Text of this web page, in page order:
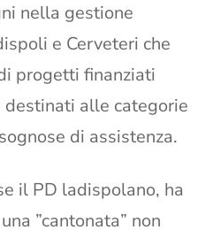
nella gestione
e Cerveteri che
progetti finanziati
destinati alle categorie
di assistenza.
il PD ladispolano, ha
”cantonata” non